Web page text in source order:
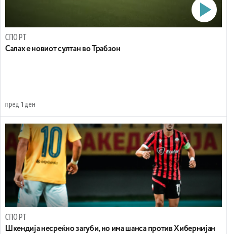
СПОРТ
Салах е новиот султан во Трабзон
пред 1 ден
СПОРТ
Шкендија несреќно загуби, но има шанса против Хибернијан